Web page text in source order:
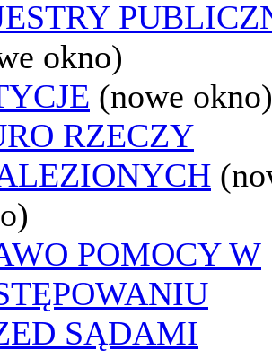
okno)
(nowe okno)
RZECZY
POMOCY W
SĄDAMI